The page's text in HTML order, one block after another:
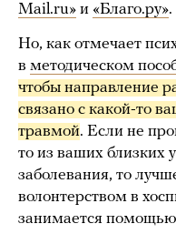
Mail.ru» и «Благо.ру».
Но, как отмечает
в методическом
чтобы направление
связано с какой-то
травмой. Если не
то из ваших близких
заболевания, то
волонтерством в
занимается